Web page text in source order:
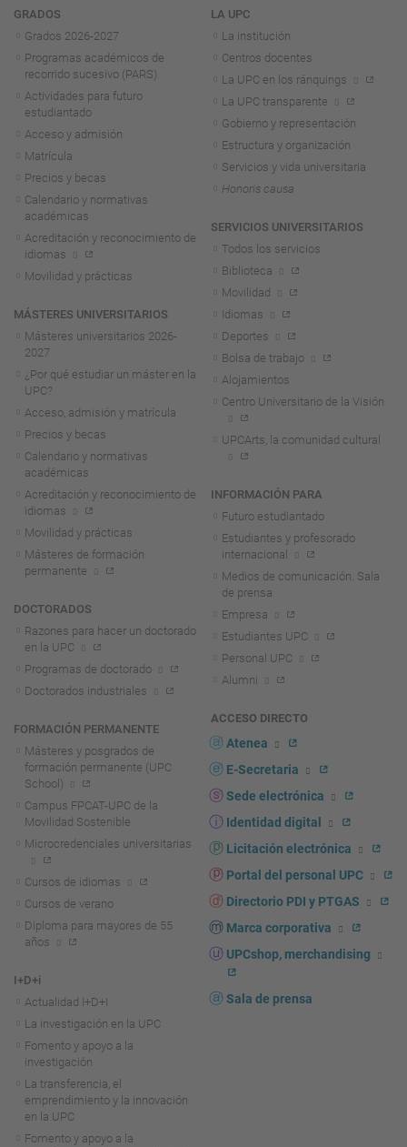
Navegación
GRADOS
Grados 2026-2027
Programas académicos de
recorrido sucesivo (PARS)
Actividades para futuro
estudiantado
Acceso y admisión
Matrícula
Precios y becas
Calendario y normativas
académicas
Acreditación y reconocimiento de
idiomas
Movilidad y prácticas
MÁSTERES UNIVERSITARIOS
Másteres universitarios 2026-
2027
¿Por qué estudiar un máster en la
UPC?
Acceso, admisión y matrícula
Precios y becas
Calendario y normativas
académicas
Acreditación y reconocimiento de
idiomas
Movilidad y prácticas
Másteres de formación
permanente
DOCTORADOS
Razones para hacer un doctorado
en la UPC
Programas de doctorado
Doctorados industriales
FORMACIÓN PERMANENTE
Másteres y posgrados de
formación permanente (UPC
School)
Campus FPCAT-UPC de la
Movilidad Sostenible
Microcredenciales universitarias
Cursos de idiomas
Cursos de verano
Diploma para mayores de 55
años
I+D+i
Actualidad I+D+I
La investigación en la UPC
Fomento y apoyo a la
investigación
La transferencia, el
emprendimiento y la innovación
en la UPC
Fomento y apoyo a la
LA UPC
La institución
Centros docentes
La UPC en los ránquings
La UPC transparente
Gobierno y representación
Estructura y organización
Servicios y vida universitaria
Honoris causa
SERVICIOS UNIVERSITARIOS
Todos los servicios
Biblioteca
Movilidad
Idiomas
Deportes
Bolsa de trabajo
Alojamientos
Centro Universitario de la Visión
UPCArts, la comunidad cultural
INFORMACIÓN PARA
Futuro estudiantado
Estudiantes y profesorado
internacional
Medios de comunicación. Sala
de prensa
Empresa
Estudiantes UPC
Personal UPC
Alumni
ACCESO DIRECTO
Atenea
E-Secretaria
Sede electrónica
Identidad digital
Licitación electrónica
Portal del personal UPC
Directorio PDI y PTGAS
Marca corporativa
UPCshop, merchandising
Sala de prensa